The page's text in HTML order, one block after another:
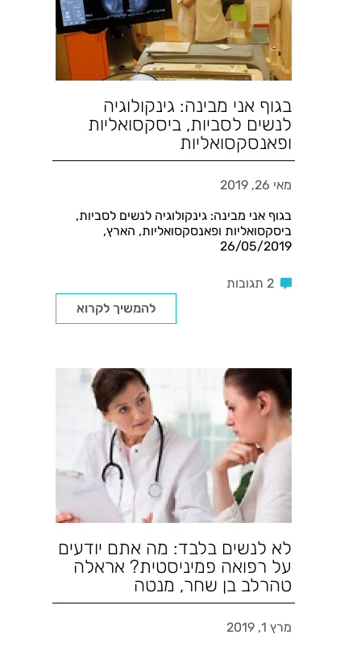
בגוף אני מבינה: גינקולוגיה
לנשים לסביות, ביסקסואליות
ופאנסקסואליות
מאי 26, 2019
בגוף אני מבינה: גינקולוגיה לנשים לסביות,
ביסקסואליות ופאנסקסואליות, הארץ,
26/05/2019
2 תגובות
להמשיך לקרוא
לא לנשים בלבד: מה אתם יודעים
על רפואה פמיניסטית? אראלה
טהרלב בן שחר, מנטה
מרץ 1, 2019